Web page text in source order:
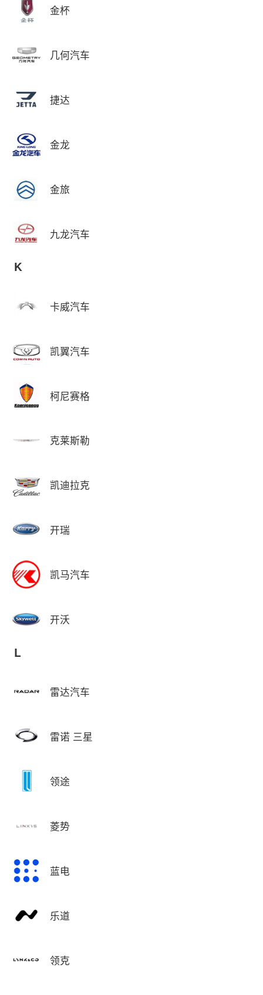
金杯
几何汽车
捷达
金龙
金旅
九龙汽车
K
卡威汽车
凯翼汽车
柯尼赛格
克莱斯勒
凯迪拉克
开瑞
凯马汽车
开沃
L
雷达汽车
雷诺 三星
领途
菱势
蓝电
乐道
领克